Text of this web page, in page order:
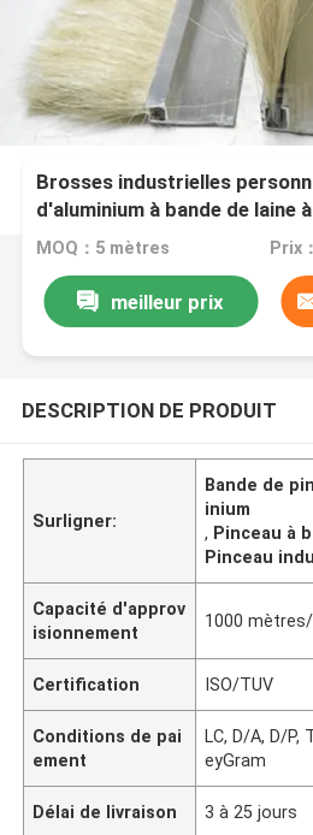
Brosses industrielles
d'aluminium à bande de laine
MOQ：5 mètres
meilleur prix
DESCRIPTION DE PRODUIT
Surligner:
Bande de
inium
, Pinceau à
Pinceau
Capacité d'approv
isionnement
1000
Certification ISO/TUV
Conditions de pai
ement
LC, D/A, D/P,
eyGram
Délai de livraison 3 à 25 jours